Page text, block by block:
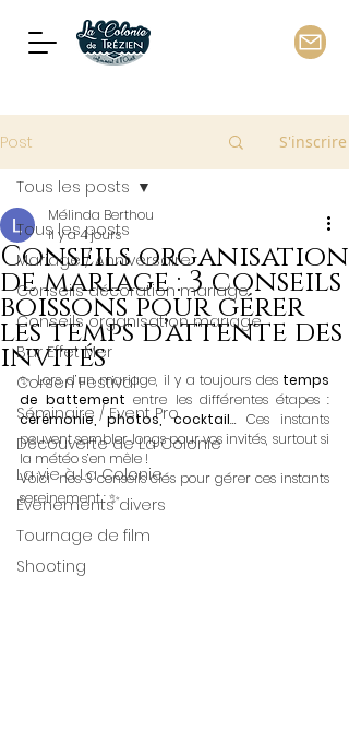
Post S'inscrire
Tous les posts
Mariage / Anniversaire
Conseils décoration mariage
Conseils organisation mariage
Bar Effet Mer
Corsen Festival
Séminaire / Event Pro
Découverte de La Colonie
La vie à La Colonie
Évènements divers
Tournage de film
Shooting
Tous les posts
Conseils organisation
de mariage : 3 conseils
boissons pour gérer
les temps d’attente des
invités
Mélinda Berthou
il y a 4 jours
✨ Lors d’un mariage, il y a toujours des temps
de battement
cérémonie, photos, cocktail… Ces instants
peuvent sembler longs pour vos invités, surtout si
la météo s’en mêle !
Voici  nos 3 conseils clés pour gérer ces instants
sereinement : ✨️